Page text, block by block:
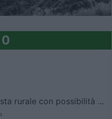
0
rurale con possibilità ...